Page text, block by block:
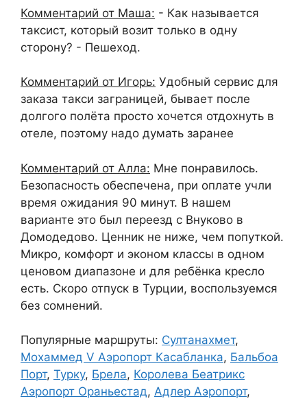
Комментарий от Маша: - Как называется
таксист, который возит только в одну
сторону? - Пешеход.
Комментарий от Игорь: Удобный сервис для
заказа такси заграницей, бывает после
долгого полёта просто хочется отдохнуть в
отеле, поэтому надо думать заранее
Комментарий от Алла: Мне понравилось.
Безопасность обеспечена, при оплате учли
время ожидания 90 минут. В нашем
варианте это был переезд с Внуково в
Домодедово. Ценник не ниже, чем попуткой.
Микро, комфорт и эконом классы в одном
ценовом диапазоне и для ребёнка кресло
есть. Скоро отпуск в Турции, воспользуемся
без сомнений.
Популярные маршруты: Султанахмет,
Мохаммед V Аэропорт Касабланка, Бальбоа
Порт, Турку, Брела, Королева Беатрикс
Аэропорт Ораньестад, Адлер Аэропорт,